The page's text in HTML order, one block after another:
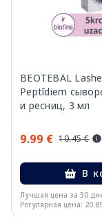
BEOTEBAL
Peptīdiem
и ресниц, 3 мл
9.99 € 10.45 €
В
Лучшая цена за 30
Регулярная цена: